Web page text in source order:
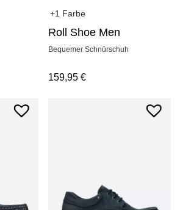
+1 Farbe
Roll Shoe Men
Bequemer Schnürschuh
159,95€